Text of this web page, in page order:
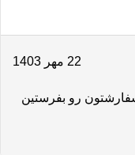
22 مهر 1403
رو بفرستین